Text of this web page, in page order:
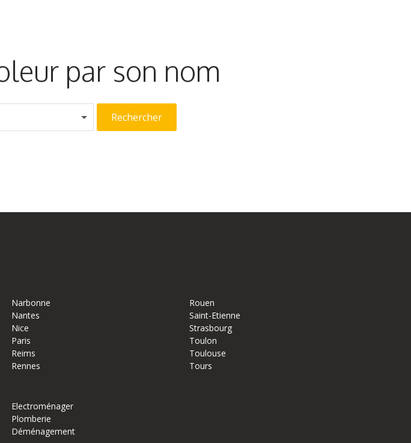
par son nom
Rechercher
Narbonne
Nantes
Nice
Paris
Reims
Rennes
Rouen
Saint-Etienne
Strasbourg
Toulon
Toulouse
Tours
Electroménager
Plomberie
Déménagement